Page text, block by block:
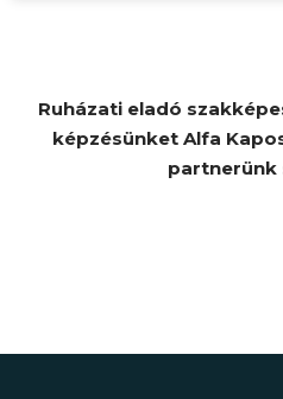
Ruházati eladó
képzésünket Alfa
partnerünk